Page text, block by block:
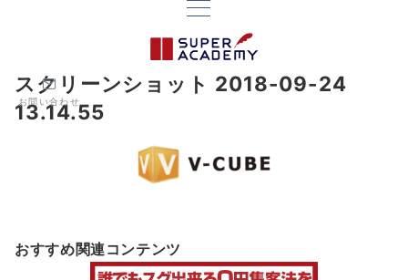
お問い合わせ
スクリーンショット 2018-09-24
13.14.55
おすすめ関連コンテンツ